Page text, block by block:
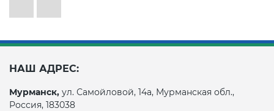
НАШ АДРЕС:
Мурманск, ул. Самойловой, 14а, Мурманская обл.,
Россия, 183038